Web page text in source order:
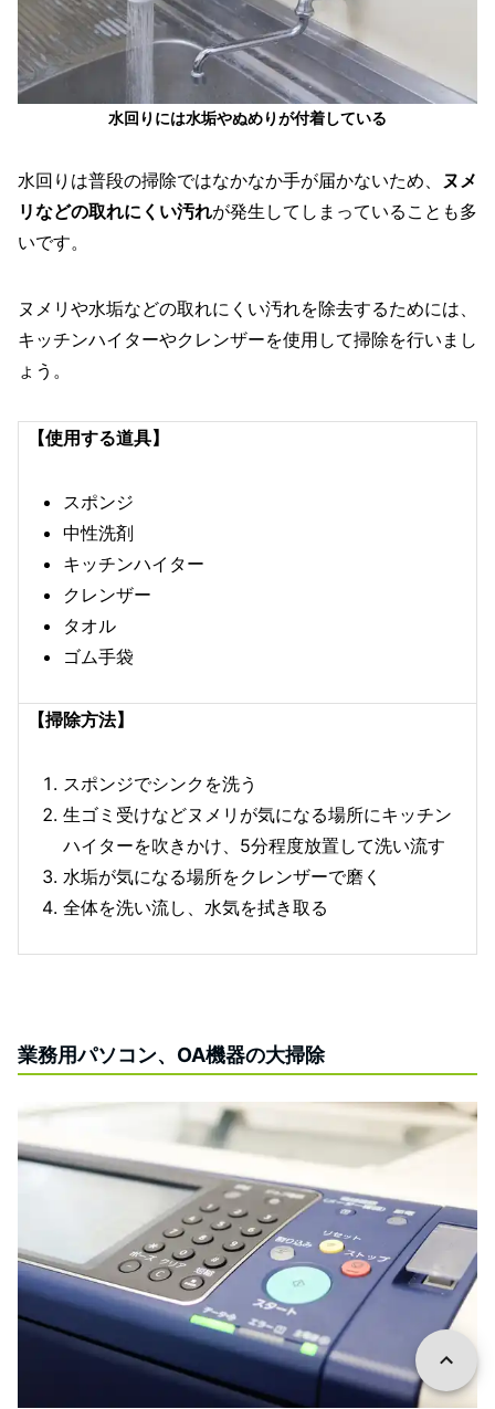
水回りには水垢やぬめりが付着している
水回りは普段の掃除ではなかなか手が届かないため、 ヌメ
リなどの取れにくい汚れが発生してしまっていることも多
いです。
ヌメリや水垢などの取れにくい汚れを除去するためには、
キッチンハイターやクレンザーを使用して掃除を行いまし
ょう。
【使用する道具】
スポンジ
中性洗剤
キッチンハイター
クレンザー
タオル
ゴム手袋
【掃除方法】
スポンジでシンクを洗う
生ゴミ受けなどヌメリが気になる場所にキッチン
ハイターを吹きかけ、5分程度放置して洗い流す
水垢が気になる場所をクレンザーで磨く
全体を洗い流し、水気を拭き取る
業務用パソコン、OA機器の大掃除